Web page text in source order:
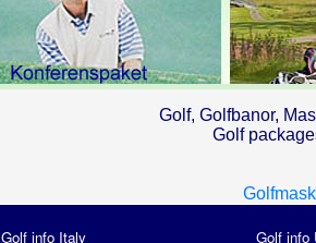
Golf, Golfbanor,
Golf
Golf info Italy Golf info